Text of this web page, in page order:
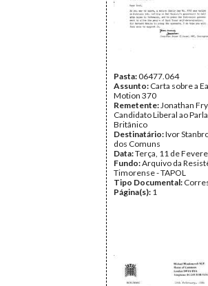
Pasta:06477.064
Assunto: Carta sobre a
Motion 370
Remetente:Jonathan
Candidato Liberal ao
Britânico
Destinatário:Ivor
dos Comuns
Data:Terça, 11 de
Fundo:Arquivo da
Timorense - TAPOL
Tipo Documental:
Página(s): 1